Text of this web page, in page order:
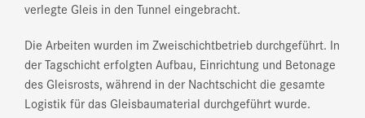
verlegte Gleis in den Tunnel eingebracht.
Die Arbeiten wurden im Zweischichtbetrieb durchgeführt. In
der Tagschicht erfolgten Aufbau, Einrichtung und Betonage
des Gleisrosts, während in der Nachtschicht die gesamte
Logistik für das Gleisbaumaterial durchgeführt wurde.